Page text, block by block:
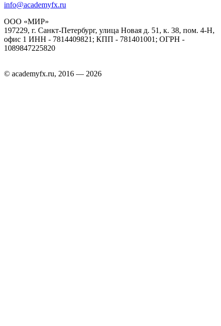
info@academyfx.ru
ООО «МИР»
197229, г. Санкт-Петербург, улица Новая д. 51, к. 38, пом. 4-Н,
офис 1 ИНН - 7814409821; КПП - 781401001; ОГРН -
1089847225820
© academyfx.ru, 2016 — 2026